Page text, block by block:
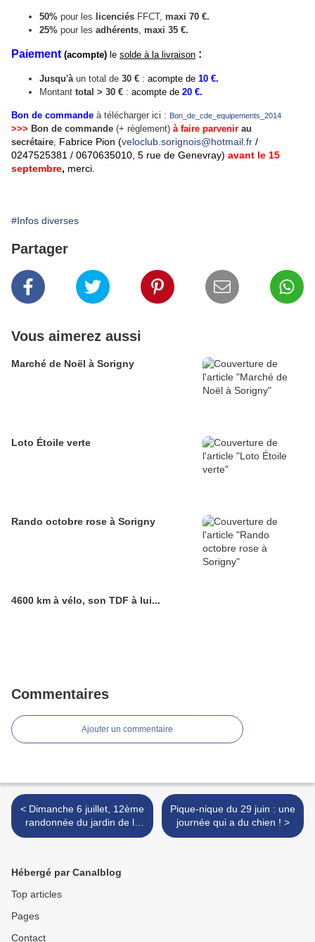
50% pour les licenciés FFCT, maxi 70 €.
25% pour les adhérents, maxi 35 €.
Paiement (acompte) le solde à la livraison :
Jusqu'àun total de 30 € : acompte de 10 €.
Montant total > 30 € : acompte de 20 €.
Bon de commande à télécharger ici : Bon_de_cde_equipements_2014
>>> Bon de commande (+ règlement) à faire parvenir au
secrétaire, Fabrice Pion (veloclub.sorignois@hotmail.fr /
0247525381 / 0670635010, 5 rue de Genevray) avant le 15
septembre, merci.
#Infos diverses
Partager
Vous aimerez aussi
Marché de Noël à Sorigny
Loto Étoile verte
Rando octobre rose à Sorigny
4600 km à vélo, son TDF à lui...
Commentaires
Ajouter un commentaire
< Dimanche 6 juillet, 12ème
randonnée du jardin de la
France, challenge
Pique-nique du 29 juin : une
journée qui a du chien ! >
Hébergé par Canalblog
Top articles
Pages
Contact